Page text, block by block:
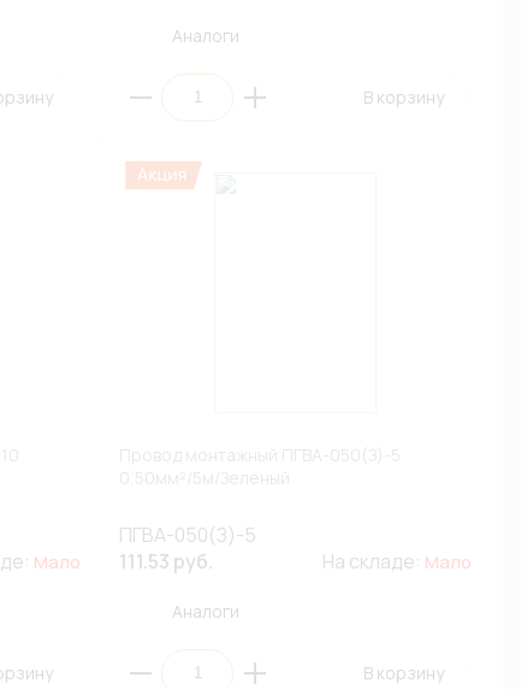
Аналоги
В корзину
Мало
ПГВА-050(З)-5
111.53 руб.
На складе: Мало
Аналоги
В корзину